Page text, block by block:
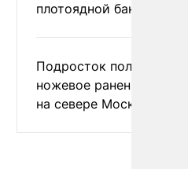
плотоядной бактерии
Подросток получил
ножевое ранение в
на севере Москвы